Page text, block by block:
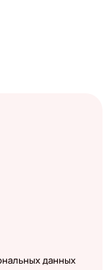
данных